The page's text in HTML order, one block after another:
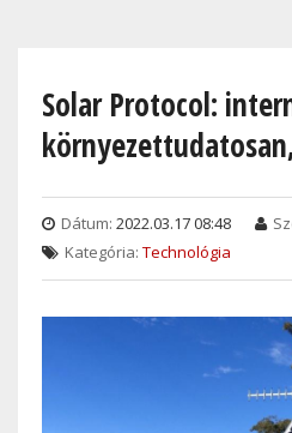
contentSolar Protocol:
Dátum: 2022.03.17 08:48
Kategória: Technológia